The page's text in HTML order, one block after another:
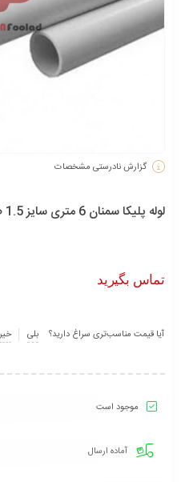
گزارش نادرستی مشخصات
لوله پلیکا سمنان 6 متری سایز 1.5 ضخامت 32 میلیمتر
تماس بگیرید
آیا قیمت مناسب‌تری سراغ دارید؟ بلی خیر
موجود است
آماده ارسال